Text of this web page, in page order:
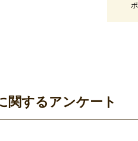
関するアンケート